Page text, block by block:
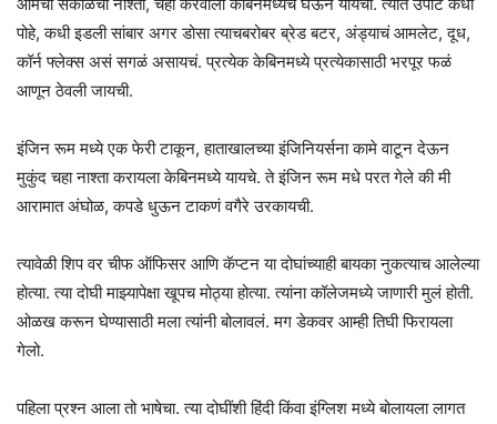
पोहे, कधी इडली सांबार अगर डोसा त्याचबरोबर ब्रेड बटर, अंड्याचं आमलेट, दूध,
कॉर्न फ्लेक्स असं सगळं असायचं. प्रत्येक केबिनमध्ये प्रत्येकासाठी भरपूर फळं
आणून ठेवली जायची.
इंजिन रूम मध्ये एक फेरी टाकून, हाताखालच्या इंजिनियर्सना कामे वाटून देऊन
मुकुंद चहा नाश्ता करायला केबिनमध्ये यायचे. ते इंजिन रूम मधे परत गेले की मी
आरामात अंघोळ, कपडे धुऊन टाकणं वगैरे उरकायची.
त्यावेळी शिप वर चीफ ऑफिसर आणि कॅप्टन या दोघांच्याही बायका नुकत्याच आलेल्या
होत्या. त्या दोघी माझ्यापेक्षा खूपच मोठ्या होत्या. त्यांना कॉलेजमध्ये जाणारी मुलं होती.
ओळख करून घेण्यासाठी मला त्यांनी बोलावलं. मग डेकवर आम्ही तिघी फिरायला
गेलो.
पहिला प्रश्न आला तो भाषेचा. त्या दोघींशी हिंदी किंवा इंग्लिश मध्ये बोलायला लागत